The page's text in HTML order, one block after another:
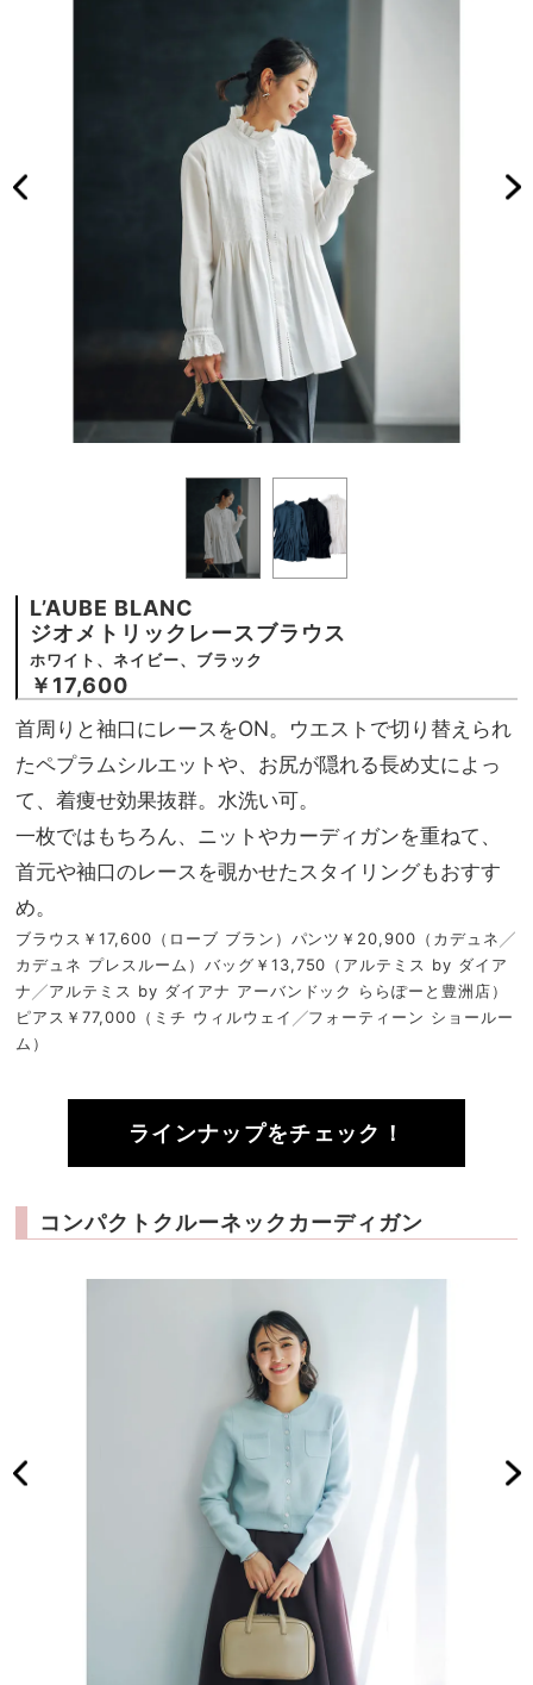
L’AUBE BLANC
ジオメトリックレースブラウス
ホワイト、ネイビー、ブラック
￥17,600
首周りと袖口にレースをON。ウエストで切り替えられ
たペプラムシルエットや、お尻が隠れる長め丈によっ
て、着痩せ効果抜群。水洗い可。
一枚ではもちろん、ニットやカーディガンを重ねて、
首元や袖口のレースを覗かせたスタイリングもおすす
め。
ブラウス￥17,600（ローブ ブラン）パンツ￥20,900（カデュネ╱
カデュネ プレスルーム）バッグ￥13,750（アルテミス by ダイア
ナ╱アルテミス by ダイアナ アーバンドック ららぽーと豊洲店）
ピアス￥77,000（ミチ ウィルウェイ╱フォーティーン ショールー
ム）
ラインナップをチェック！
コンパクトクルーネックカーディガン